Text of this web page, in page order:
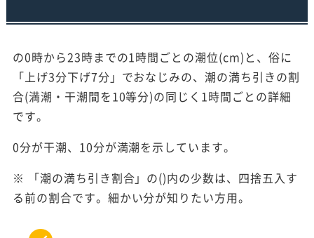
の0時から23時までの1時間ごとの潮位(cm)と、俗に
「上げ3分下げ7分」でおなじみの、潮の満ち引きの割
合(満潮・干潮間を10等分)の同じく1時間ごとの詳細
です。
0分が干潮、10分が満潮を示しています。
※ 「潮の満ち引き割合」の()内の少数は、四捨五入す
る前の割合です。細かい分が知りたい方用。